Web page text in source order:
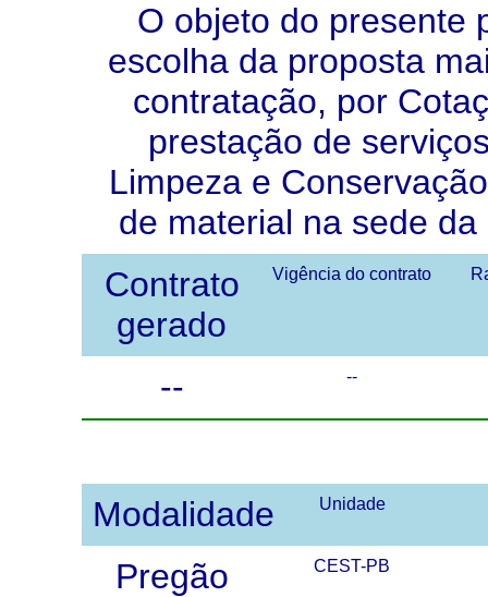
O objeto do presente
escolha da proposta
contratação, por
prestação de
Limpeza e
de material na sede
Contrato
gerado
Vigência do contrato
-- --
Modalidade Unidade
Pregão CEST-PB